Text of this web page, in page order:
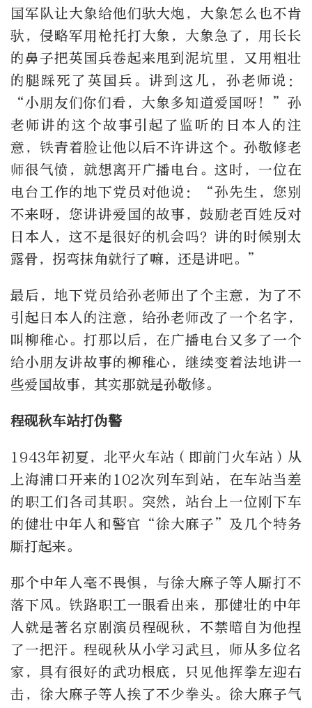
国军队让大象给他们驮大炮，大象怎么也不肯
驮，侵略军用枪托打大象，大象急了，用长长
的鼻子把英国兵卷起来甩到泥坑里，又用粗壮
的腿踩死了英国兵。讲到这儿，孙老师说：
“小朋友们你们看，大象多知道爱国呀！”孙
老师讲的这个故事引起了监听的日本人的注
意，铁青着脸让他以后不许讲这个。孙敬修老
师很气愤，就想离开广播电台。这时，一位在
电台工作的地下党员对他说：“孙先生，您别
不来呀，您讲讲爱国的故事，鼓励老百姓反对
日本人，这不是很好的机会吗？讲的时候别太
露骨，拐弯抹角就行了嘛，还是讲吧。”
最后，地下党员给孙老师出了个主意，为了不
引起日本人的注意，给孙老师改了一个名字，
叫柳稚心。打那以后，在广播电台又多了一个
给小朋友讲故事的柳稚心，继续变着法地讲一
些爱国故事，其实那就是孙敬修。
程砚秋车站打伪警
1943年初夏，北平火车站（即前门火车站）从
上海浦口开来的102次列车到站，在车站当差
的职工们各司其职。突然，站台上一位刚下车
的健壮中年人和警官“徐大麻子”及几个特务
厮打起来。
那个中年人毫不畏惧，与徐大麻子等人厮打不
落下风。铁路职工一眼看出来，那健壮的中年
人就是著名京剧演员程砚秋，不禁暗自为他捏
了一把汗。程砚秋从小学习武旦，师从多位名
家，具有很好的武功根底，只见他挥拳左迎右
击，徐大麻子等人挨了不少拳头。徐大麻子气